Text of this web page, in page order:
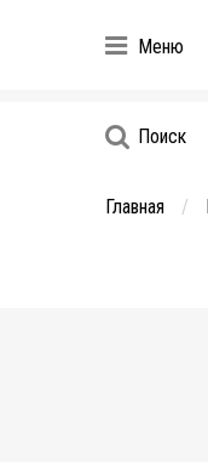
Меню
Поиск
Главная